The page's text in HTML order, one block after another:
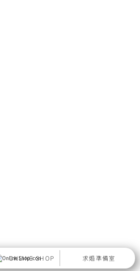
ONLINE SHOP 求婚準備室